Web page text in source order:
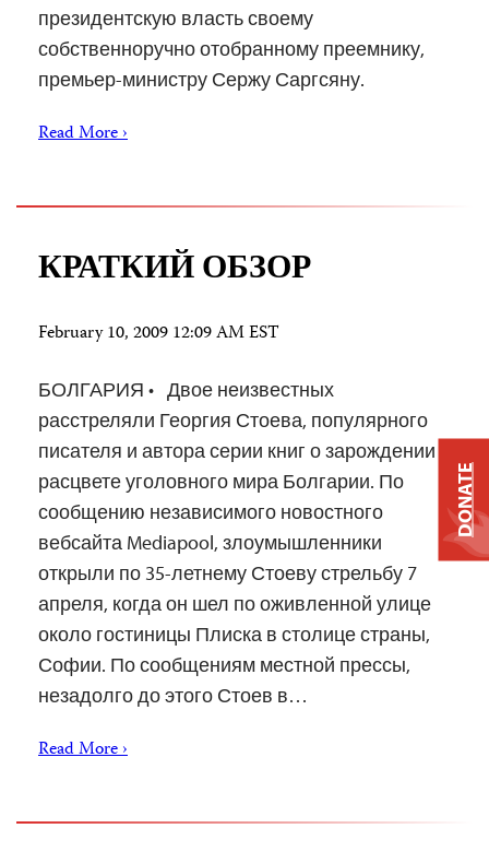
президентскую власть своему
собственноручно отобранному преемнику,
премьер-министру Сержу Саргсяну.
Read More ›
КРАТКИЙ ОБЗОР
February 10, 2009 12:09 AM EST
БОЛГАРИЯ • Двое неизвестных
расстреляли Георгия Стоева, популярного
писателя и автора серии книг о зарождении и
расцвете уголовного мира Болгарии. По
сообщению независимого новостного
вебсайта Mediapool, злоумышленники
открыли по 35-летнему Стоеву стрельбу 7
апреля, когда он шел по оживленной улице
около гостиницы Плиска в столице страны,
Софии. По сообщениям местной прессы,
незадолго до этого Стоев в…
Read More ›
DONATE